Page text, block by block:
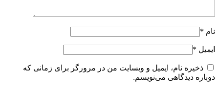
نام *
ایمیل *
ذخیره نام، ایمیل و وبسایت من در مرورگر برای زمانی که
دوباره دیدگاهی می‌نویسم.